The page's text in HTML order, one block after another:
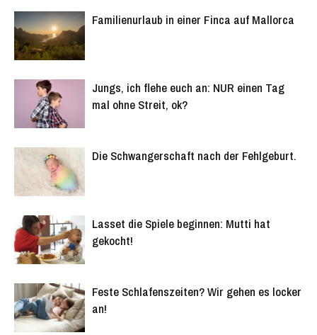
Familienurlaub in einer Finca auf Mallorca
Jungs, ich flehe euch an: NUR einen Tag
mal ohne Streit, ok?
Die Schwangerschaft nach der Fehlgeburt.
Lasset die Spiele beginnen: Mutti hat
gekocht!
Feste Schlafenszeiten? Wir gehen es locker
an!